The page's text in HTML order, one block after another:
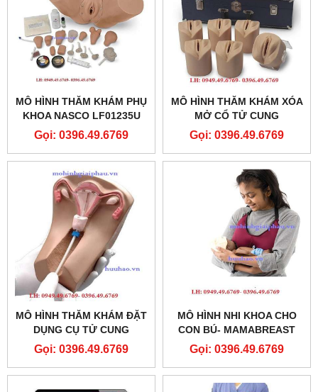
MÔ HÌNH THĂM KHÁM PHỤ
KHOA NASCO LF01235U
Gọi: 0396.49.6769
MÔ HÌNH THĂM KHÁM XÓA
MỞ CỔ TỬ CUNG
Gọi: 0396.49.6769
MÔ HÌNH THĂM KHÁM ĐẶT
DỤNG CỤ TỬ CUNG
Gọi: 0396.49.6769
MÔ HÌNH NHI KHOA CHO
CON BÚ- MAMABREAST
BREASTFEEDING
Gọi: 0396.49.6769